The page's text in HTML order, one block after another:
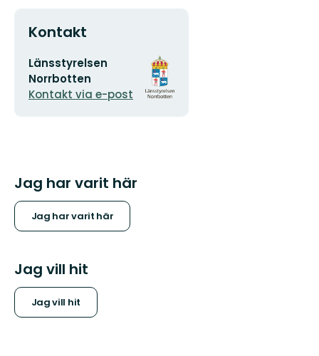
Kontakt
E-
postadress
Länsstyrelsen
Norrbotten
Kontakt via e-post
Organisationens
logotyp
Jag har varit här
Jag har varit här
Jag vill hit
Jag vill hit